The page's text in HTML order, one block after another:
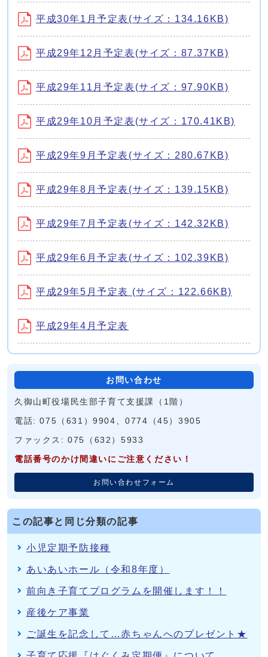
平成30年1月予定表(サイズ：134.16KB)
平成29年12月予定表(サイズ：87.37KB)
平成29年11月予定表(サイズ：97.90KB)
平成29年10月予定表(サイズ：170.41KB)
平成29年9月予定表(サイズ：280.67KB)
平成29年8月予定表(サイズ：139.15KB)
平成29年7月予定表(サイズ：142.32KB)
平成29年6月予定表(サイズ：102.39KB)
平成29年5月予定表 (サイズ：122.66KB)
平成29年4月予定表
お問い合わせ
久御山町役場民生部子育て支援課（1階）
電話: 075（631）9904、0774（45）3905
ファックス: 075（632）5933
電話番号のかけ間違いにご注意ください！
お問い合わせフォーム
この記事と同じ分類の記事
小児定期予防接種
あいあいホール（令和8年度）
前向き子育てプログラムを開催します！！
産後ケア事業
ご誕生を記念して…赤ちゃんへのプレゼント★